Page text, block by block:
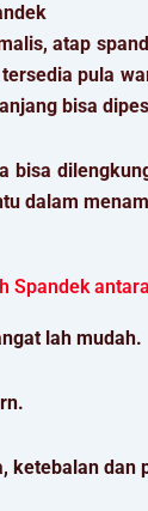
atap
pula
bisa
bisa
dalam
Spandek
lah mudah.
ketebalan dan